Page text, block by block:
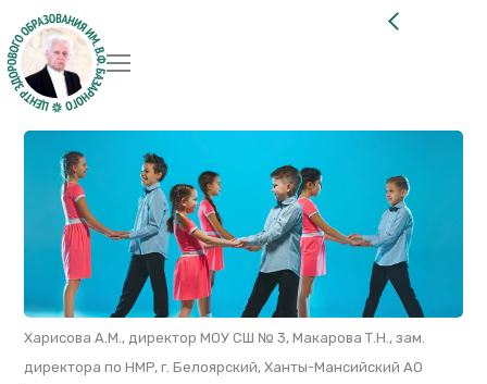
Харисова А.М., директор МОУ СШ № 3, Макарова Т.Н., зам.
директора по НМP, г. Белоярский, Ханты-Мансийский АО